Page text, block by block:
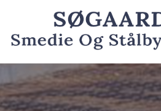
hovedindhold